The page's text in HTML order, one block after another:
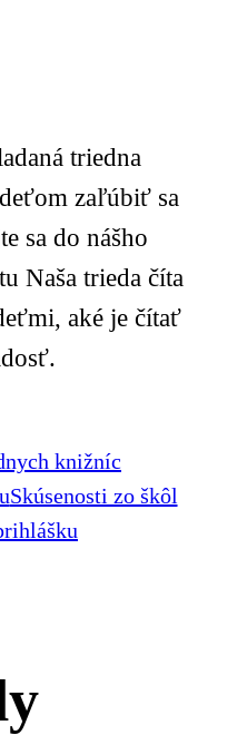
triedna
zaľúbiť sa
sa do nášho
Naša trieda číta
aké je čítať
knižníc
Skúsenosti zo škôl